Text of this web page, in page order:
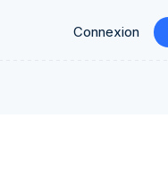
Connexion